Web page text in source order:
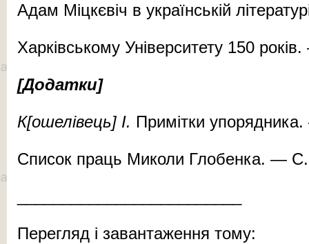
Адам Міц­кє­віч в ук­ра­їн­ській
Хар­ків­сько­му Уні­вер­си­те­ту 150
[До­дат­ки]
К[оше­лі­вець] І. При­міт­ки
Спи­сок праць Ми­­ко­ли Гло­бен­ка. —
Перегляд і завантаження тому: